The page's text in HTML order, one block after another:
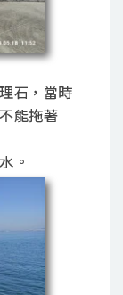
石，當時
能拖著
。